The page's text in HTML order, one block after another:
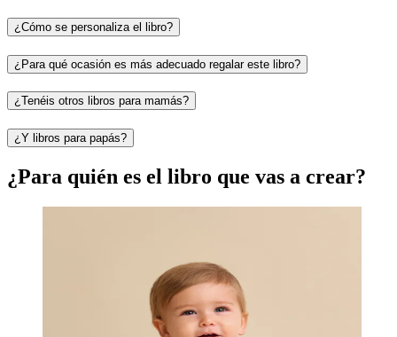
¿Cómo se personaliza el libro?
¿Para qué ocasión es más adecuado regalar este libro?
¿Tenéis otros libros para mamás?
¿Y libros para papás?
¿Para quién es el libro que vas a crear?